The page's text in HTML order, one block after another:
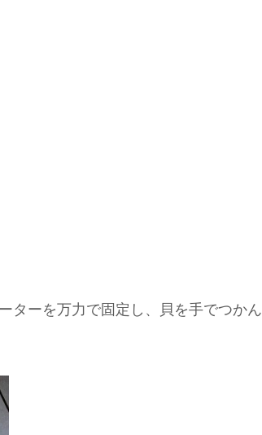
ターを万力で固定し、貝を手でつかん